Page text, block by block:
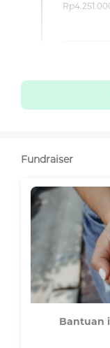
Fundraiser
Bantuan